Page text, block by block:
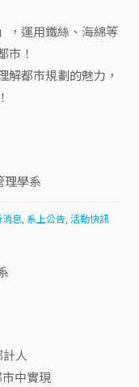
，運用鐵絲、海綿等
市！
解都市規劃的魅力，
理學系
消息 系上公告 ,活動快訊
人
中實現